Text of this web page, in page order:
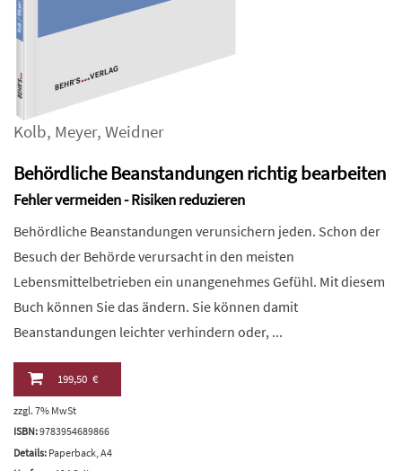
Kolb, Meyer, Weidner
Behördliche Beanstandungen richtig bearbeiten
Fehler vermeiden - Risiken reduzieren
Behördliche Beanstandungen verunsichern jeden. Schon der
Besuch der Behörde verursacht in den meisten
Lebensmittelbetrieben ein unangenehmes Gefühl. Mit diesem
Buch können Sie das ändern. Sie können damit
Beanstandungen leichter verhindern oder, ...
199,50 €
zzgl. 7% MwSt
ISBN:9783954689866
Details: Paperback, A4